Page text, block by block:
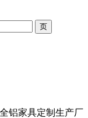
铝家具定制生产厂